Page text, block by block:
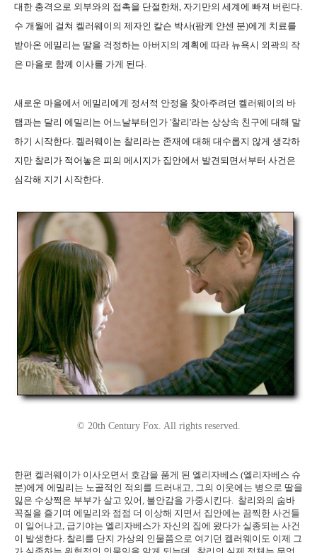
대한 충격으로 외부와의 접촉을 단절한채, 자기만의 세계에 빠져 버린다.
수 개월에 걸쳐 켈러웨이의 제자인 칼슨 박사(팜케 얀센 분)에게 치료를
받아온 에밀리는 딸을 걱정하는 아버지의 계획에 따라 뉴욕시 외곽의 작
은 마을로 함께 이사를 가게 된다.
새로운 마을에서 에밀리에게 정서적 안정을 찾아주려던 켈러웨이의 바
램과는 달리 에밀리는 어느날부터인가 '찰리'라는 상상속 친구에 대해 말
하기 시작한다. 켈러웨이는 찰리라는 존재에 대해 대수롭지 않게 생각하
지만 찰리가 적어놓은 피의 메시지가 집안에서 발견되면서부터 사건은
심각해 지기 시작한다.
© 20th Century Fox. All rights reserved.
한편 켈러웨이가 이사오면서 호감을 품게 된 엘리자베스 (엘리자베스 슈
분)에게 에밀리는 노골적인 적의를 드러내고, 그의 이웃에는 병으로 딸을
잃은 수상쩍은 부부가 살고 있어, 불안감을 가중시킨다. 찰리와의 숨바
꼭질을 즐기며 에밀리와 점점 더 이상해 지면서 집안에는 끔찍한 사건들
이 일어나고, 급기야는 엘리자베스가 자신의 집에 왔다가 실종되는 사건
이 발생한다. 찰리를 단지 가상의 인물쯤으로 여기던 켈러웨이도 이제 그